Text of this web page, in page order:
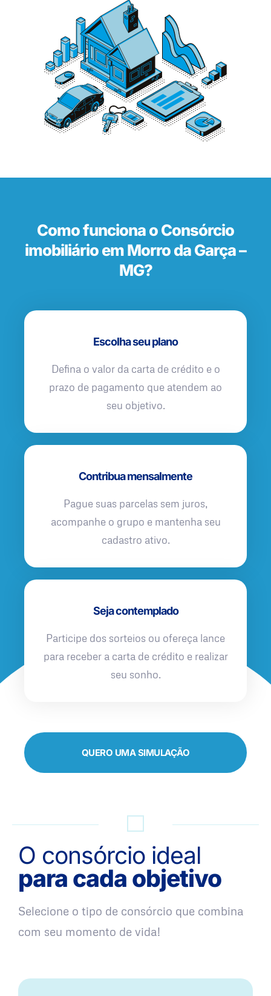
Como funciona o Consórcio
imobiliário em Morro da Garça –
MG?
Escolha seu plano
Defina o valor da carta de crédito e o
prazo de pagamento que atendem ao
seu objetivo.
Contribua mensalmente
Pague suas parcelas sem juros,
acompanhe o grupo e mantenha seu
cadastro ativo.
Seja contemplado
Participe dos sorteios ou ofereça lance
para receber a carta de crédito e realizar
seu sonho.
QUERO UMA SIMULAÇÃO
O consórcio ideal
para cada objetivo
Selecione o tipo de consórcio que combina
com seu momento de vida!